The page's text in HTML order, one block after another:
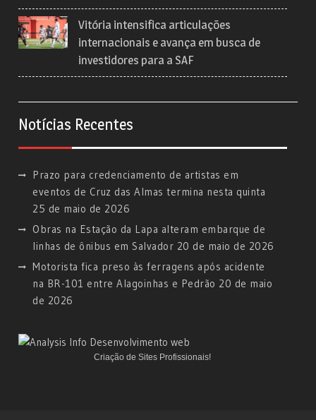
Vitória intensifica articulações
internacionais e avança em busca de
investidores para a SAF
Notícias Recentes
Prazo para credenciamento de artistas em
eventos de Cruz das Almas termina nesta quinta
25 de maio de 2026
Obras na Estação da Lapa alteram embarque de
linhas de ônibus em Salvador 20 de maio de 2026
Motorista fica preso às ferragens após acidente
na BR-101 entre Alagoinhas e Pedrão 20 de maio
de 2026
Criação de Sites Profissionais!